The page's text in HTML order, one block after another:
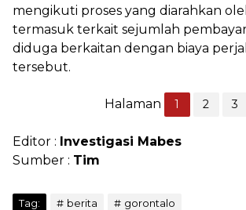
mengikuti proses yang diarahkan
termasuk terkait sejumlah
diduga berkaitan dengan biaya
tersebut.
Halaman 1 2 3
Editor : Investigasi Mabes
Sumber : Tim
Tag: berita gorontalo